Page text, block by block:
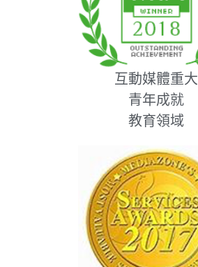
互動媒體重大
青年成就
教育領域